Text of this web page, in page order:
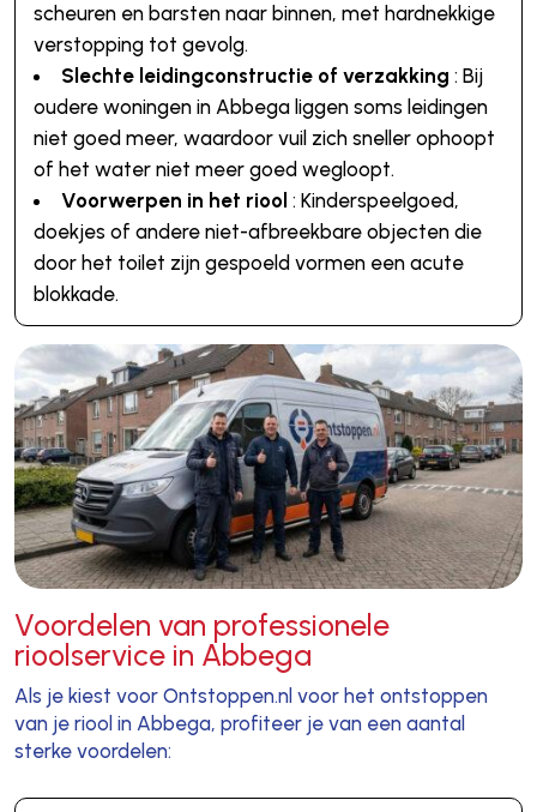
scheuren en barsten naar binnen, met hardnekkige
verstopping tot gevolg.
Slechte leidingconstructie of verzakking : Bij
oudere woningen in Abbega liggen soms leidingen
niet goed meer, waardoor vuil zich sneller ophoopt
of het water niet meer goed wegloopt.
Voorwerpen in het riool : Kinderspeelgoed,
doekjes of andere niet-afbreekbare objecten die
door het toilet zijn gespoeld vormen een acute
blokkade.
Voordelen van professionele
rioolservice in Abbega
Als je kiest voor Ontstoppen.nl voor het ontstoppen
van je riool in Abbega, profiteer je van een aantal
sterke voordelen: